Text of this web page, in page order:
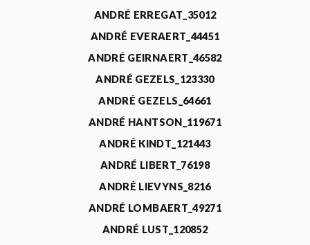
ANDRÉ ERREGAT_35012
ANDRÉ EVERAERT_44451
ANDRÉ GEIRNAERT_46582
ANDRÉ GEZELS_123330
ANDRÉ GEZELS_64661
ANDRÉ HANTSON_119671
ANDRÉ KINDT_121443
ANDRÉ LIBERT_76198
ANDRÉ LIEVYNS_8216
ANDRÉ LOMBAERT_49271
ANDRÉ LUST_120852